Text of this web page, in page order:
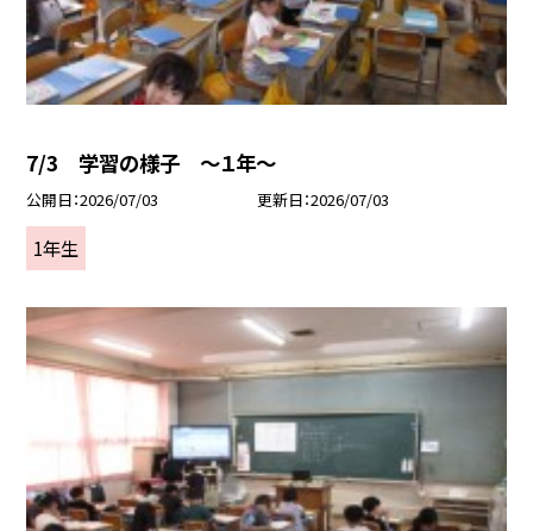
7/3 学習の様子 ～１年～
公開日 2026/07/03 更新日 2026/07/03
1年生